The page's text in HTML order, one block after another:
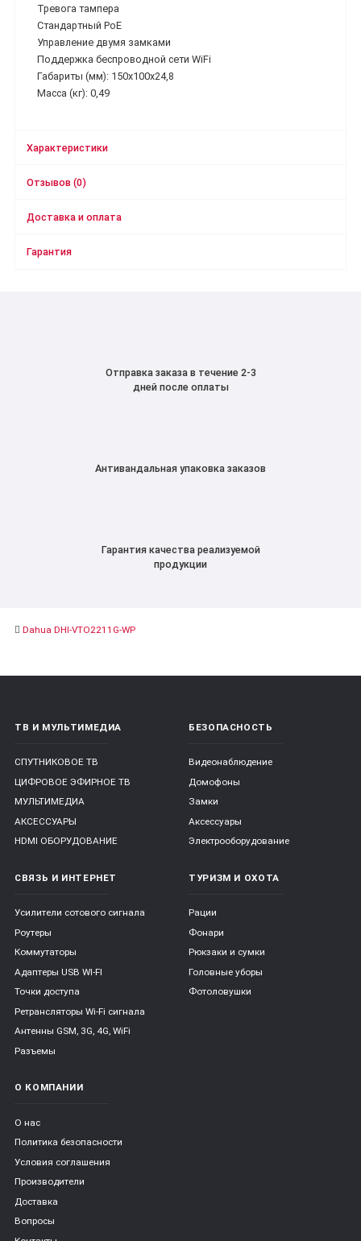
Тревога тампера
Стандартный PoE
Управление двумя замками
Поддержка беспроводной сети WiFi
Габариты (мм): 150x100x24,8
Масса (кг): 0,49
Характеристики
Отзывов (0)
Доставка и оплата
Гарантия
Отправка заказа в течение 2-3
дней после оплаты
Антивандальная упаковка заказов
Гарантия качества реализуемой
продукции
Dahua DHI-VTO2211G-WP
ТВ И МУЛЬТИМЕДИА
СПУТНИКОВОЕ ТВ
ЦИФРОВОЕ ЭФИРНОЕ ТВ
МУЛЬТИМЕДИА
АКСЕССУАРЫ
HDMI ОБОРУДОВАНИЕ
БЕЗОПАСНОСТЬ
Видеонаблюдение
Домофоны
Замки
Аксессуары
Электрооборудование
СВЯЗЬ И ИНТЕРНЕТ
Усилители сотового сигнала
Роутеры
Коммутаторы
Адаптеры USB WI-FI
Точки доступа
Ретрансляторы Wi-Fi сигнала
Антенны GSM, 3G, 4G, WiFi
Разъемы
ТУРИЗМ И ОХОТА
Рации
Фонари
Рюкзаки и сумки
Головные уборы
Фотоловушки
О КОМПАНИИ
О нас
Политика безопасности
Условия соглашения
Производители
Доставка
Вопросы